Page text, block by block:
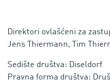
Direktori ovlašćeni za
Jens Thiermann, Tim
Sedište društva: Diseldorf
Pravna forma društva: